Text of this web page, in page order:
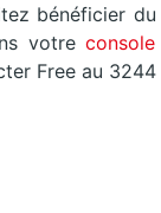
bénéficier
votre
Free au 3244